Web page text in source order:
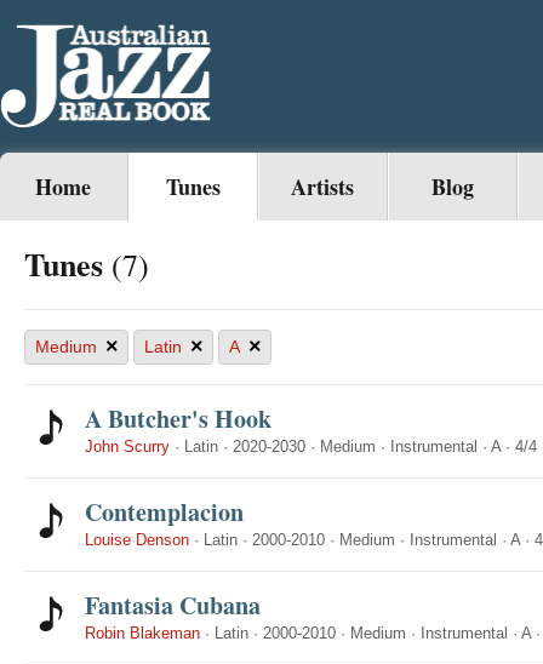
Home Tunes Artists Blog
Tunes (7)
Medium × Latin × A ×
A Butcher's Hook
John Scurry · Latin · 2020-2030 · Medium · Instrumental · A· 4/4
Contemplacion
Louise Denson · Latin · 2000-2010 · Medium · Instrumental · A·
Fantasia Cubana
Robin Blakeman · Latin · 2000-2010 · Medium · Instrumental · A